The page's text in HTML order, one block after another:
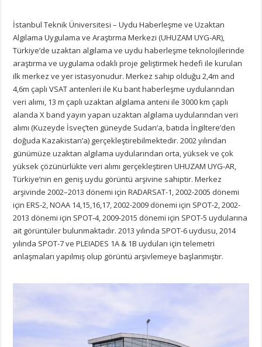
İstanbul Teknik Üniversitesi – Uydu Haberleşme ve Uzaktan
Algılama Uygulama ve Araştırma Merkezi (UHUZAM UYG-AR),
Türkiye’de uzaktan algılama ve uydu haberleşme teknolojilerinde
araştırma ve uygulama odaklı proje geliştirmek hedefi ile kurulan
ilk merkez ve yer istasyonudur. Merkez sahip olduğu 2,4m and
4,6m çaplı VSAT antenleri ile Ku bant haberleşme uydularından
veri alımı, 13 m çaplı uzaktan algılama anteni ile 3000 km çaplı
alanda X band yayın yapan uzaktan algılama uydularından veri
alımı (Kuzeyde İsveç’ten güneyde Sudan’a, batıda İngiltere’den
doğuda Kazakistan’a) gerçekleştirebilmektedir. 2002 yılından
günümüze uzaktan algılama uydularından orta, yüksek ve çok
yüksek çözünürlükte veri alımı gerçekleştiren UHUZAM UYG-AR,
Türkiye’nin en geniş uydu görüntü arşivine sahiptir. Merkez
arşivinde 2002–2013 dönemi için RADARSAT-1, 2002-2005 dönemi
için ERS-2, NOAA 14,15,16,17, 2002-2009 dönemi için SPOT-2, 2002-
2013 dönemi için SPOT-4, 2009-2015 dönemi için SPOT-5 uydularına
ait görüntüler bulunmaktadır. 2013 yılında SPOT-6 uydusu, 2014
yılında SPOT-7 ve PLEIADES 1A & 1B uyduları için telemetri
anlaşmaları yapılmış olup görüntü arşivlemeye başlanmıştır.